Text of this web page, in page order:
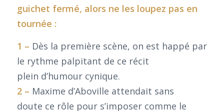
guichet fermé, alors ne les loupez pas en
tournée :
1 – Dès la première scène, on est happé par
le rythme palpitant de ce récit
plein d’humour cynique.
2 – Maxime d’Aboville attendait sans
doute ce rôle pour s’imposer comme le